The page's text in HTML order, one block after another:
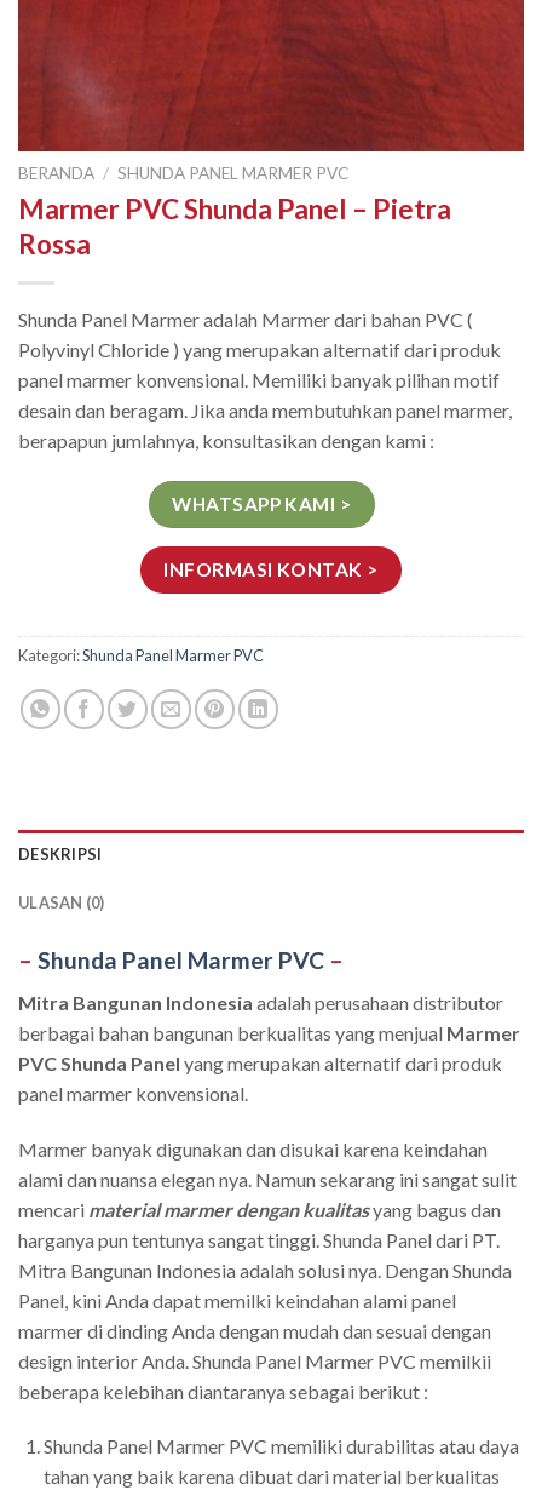
BERANDA / SHUNDA PANEL MARMER PVC
Marmer PVC Shunda Panel – Pietra
Rossa
Shunda Panel Marmer adalah Marmer dari bahan PVC (
Polyvinyl Chloride ) yang merupakan alternatif dari produk
panel marmer konvensional. Memiliki banyak pilihan motif
desain dan beragam. Jika anda membutuhkan panel marmer,
berapapun jumlahnya, konsultasikan dengan kami :
WHATSAPP KAMI >
INFORMASI KONTAK >
Kategori:Shunda Panel Marmer PVC
DESKRIPSI
ULASAN (0)
– Shunda Panel Marmer PVC –
Mitra Bangunan Indonesia adalah perusahaan distributor
berbagai bahan bangunan berkualitas yang menjual Marmer
PVC Shunda Panel yang merupakan alternatif dari produk
panel marmer konvensional.
Marmer banyak digunakan dan disukai karena keindahan
alami dan nuansa elegan nya. Namun sekarang ini sangat sulit
mencari material marmer dengan kualitasyang bagus dan
harganya pun tentunya sangat tinggi. Shunda Panel dari PT.
Mitra Bangunan Indonesia adalah solusi nya. Dengan Shunda
Panel, kini Anda dapat memilki keindahan alami panel
marmer di dinding Anda dengan mudah dan sesuai dengan
design interior Anda. Shunda Panel Marmer PVC memilkii
beberapa kelebihan diantaranya sebagai berikut :
Shunda Panel Marmer PVC memiliki durabilitas atau daya
tahan yang baik karena dibuat dari material berkualitas